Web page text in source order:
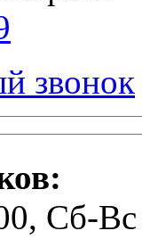
звонок
Сб-Вс